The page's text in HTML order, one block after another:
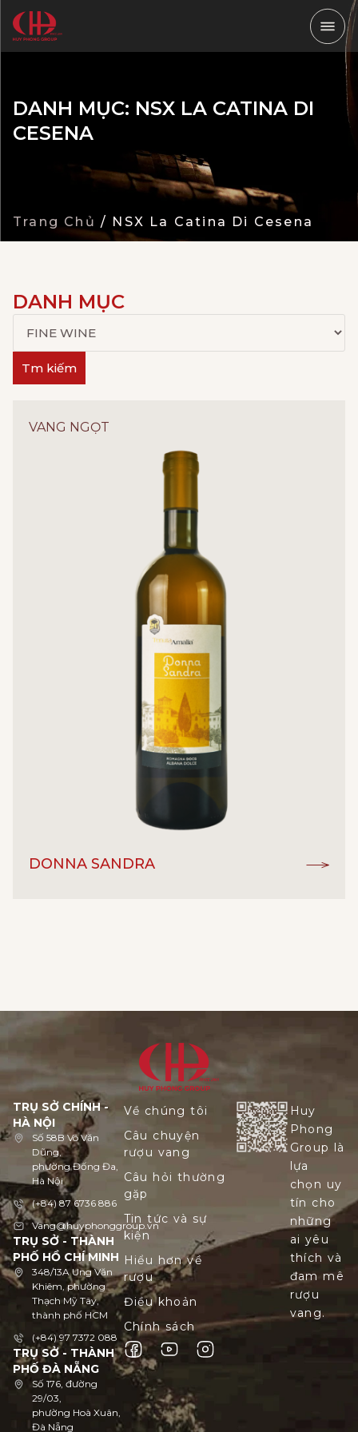
DANH MỤC: NSX LA CATINA DI
CESENA
Trang Chủ / NSX La Catina Di Cesena
DANH MỤC
Tm kiếm
VANG NGỌT
DONNA SANDRA
TRỤ SỞ CHÍNH -
HÀ NỘI
Số 58B Võ Văn
Dũng,
phường Đống Đa,
Hà Nội
(+84) 87 6736 886
Vang@huyphonggroup.vn
TRỤ SỞ - THÀNH
PHỐ HỒ CHÍ MINH
348/13A Ung Văn
Khiêm, phường
Thạch Mỹ Tây,
thành phố HCM
(+84) 97 7372 088
TRỤ SỞ - THÀNH
PHỐ ĐÀ NẴNG
Số 176, đường
29/03,
phường Hoà Xuân,
Đà Nẵng
Về chúng tôi
Câu chuyện
rượu vang
Câu hỏi thường
gặp
Tin tức và sự
kiện
Hiểu hơn về
rượu
Điều khoản
Chính sách
Huy
Phong
Group là
lựa
chọn uy
tín cho
những
ai yêu
thích và
đam mê
rượu
vang.